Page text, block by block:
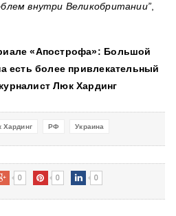
внутри Великобритании”,
«Апострофа»: Большой
есть более привлекательный
Люк Хардинг
Хардинг РФ Украина
0 0 0